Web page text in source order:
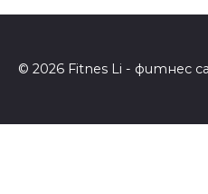
© 2026 Fitnes Li - фитнес